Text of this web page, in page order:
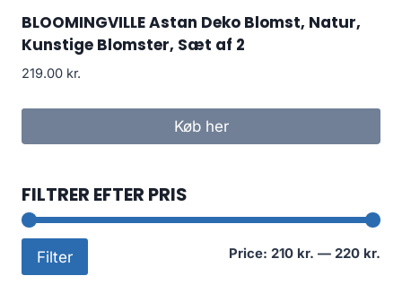
BLOOMINGVILLE Astan Deko Blomst, Natur,
Kunstige Blomster, Sæt af 2
219.00 kr.
Køb her
FILTRER EFTER PRIS
Filter Price: 210 kr. — 220 kr.